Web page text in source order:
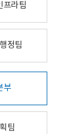
프라팀
정팀
부
팀